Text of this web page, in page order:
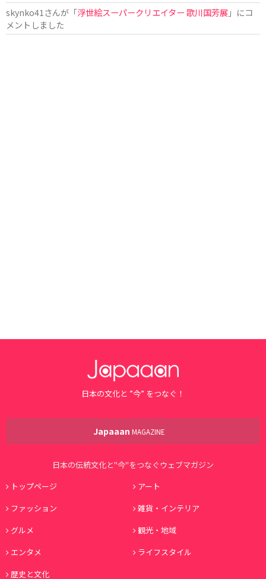
skynko41 さんが「浮世絵スーパークリエイター 歌川国芳展 」にコ
メントしました
日本の文化と ”今” をつなぐ！
Japaaan MAGAZINE
日本の伝統文化と"今"をつなぐウェブマガジン
トップページ
アート
ファッション
雑貨・インテリア
グルメ
観光・地域
エンタメ
ライフスタイル
歴史と文化